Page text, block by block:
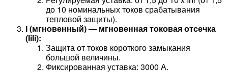
до 10 номинальных токов срабатывания
тепловой защиты).
I (мгновенный) — мгновенная токовая отсечка
(IiIi​):
Защита от токов короткого замыкания
большой величины.
Фиксированная уставка: 3000 А.